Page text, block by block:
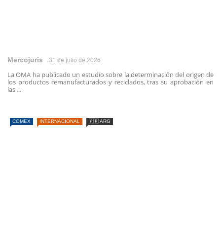
Mercojuris 31 de julio de 2026
La OMA ha publicado un estudio sobre la determinación del origen de
los productos remanufacturados y reciclados, tras su aprobación en
las ...
COMEX INTERNACIONAL 🇦🇷 ARG